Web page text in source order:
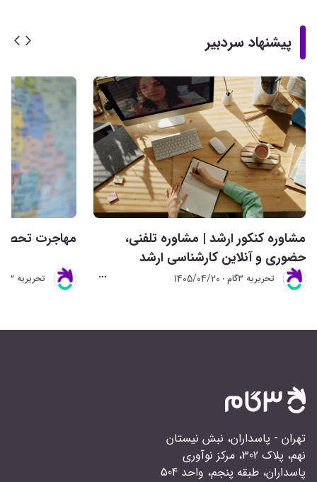
پیشنهاد سردبیر
مشاوره کنکور ارشد | مشاوره تلفنی،
حضوری و آنلاین کارشناسی ارشد
تحريريه 3گام 1405/04/20
مهاجرت
تحريريه 3گام
تهران - پاسداران، نبش نیستان
نهم، پلاک 302، مرکز نوآوری
پاسداران، طبقه پنجم، واحد 504